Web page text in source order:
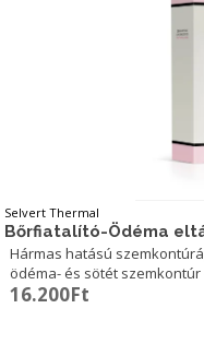
Selvert Thermal
Bőrfiatalító-Ödéma
Hármas hatású
ödéma- és sötét szemkontúr
16.200Ft